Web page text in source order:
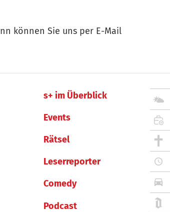
können Sie uns per E-Mail
s+ im Überblick
Events
Rätsel
Leserreporter
Comedy
Podcast